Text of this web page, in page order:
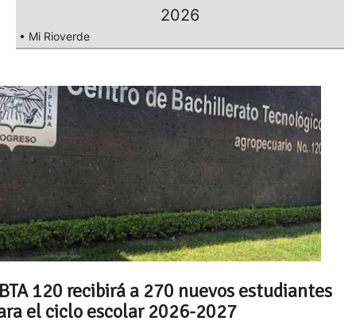
2026
• Mi Rioverde
120 recibirá a 270 nuevos estudiantes
el ciclo escolar 2026-2027